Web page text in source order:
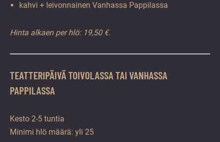
kahvi + leivonnainen Vanhassa Pappilassa
Hinta alkaen per hlö: 19,50 €.
TEATTERIPÄIVÄ TOIVOLASSA TAI VANHASSA
PAPPILASSA
Kesto 2-5 tuntia
Minimi hlö määrä: yli 25